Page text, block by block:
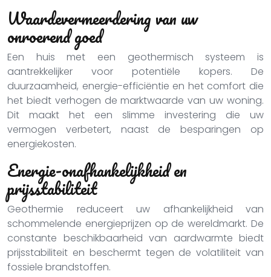
Waardevermeerdering van uw
onroerend goed
Een huis met een geothermisch systeem is
aantrekkelijker voor potentiële kopers. De
duurzaamheid, energie-efficiëntie en het comfort die
het biedt verhogen de marktwaarde van uw woning.
Dit maakt het een slimme investering die uw
vermogen verbetert, naast de besparingen op
energiekosten.
Energie-onafhankelijkheid en
prijsstabiliteit
Geothermie reduceert uw afhankelijkheid van
schommelende energieprijzen op de wereldmarkt. De
constante beschikbaarheid van aardwarmte biedt
prijsstabiliteit en beschermt tegen de volatiliteit van
fossiele brandstoffen.